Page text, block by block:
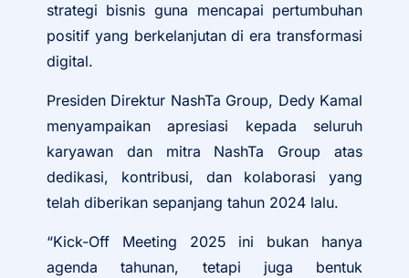
strategi bisnis guna mencapai pertumbuhan
positif yang berkelanjutan di era transformasi
digital.
Presiden Direktur NashTa Group, Dedy Kamal
menyampaikan apresiasi kepada seluruh
karyawan dan mitra NashTa Group atas
dedikasi, kontribusi, dan kolaborasi yang
telah diberikan sepanjang tahun 2024 lalu.
“Kick-Off Meeting 2025 ini bukan hanya
agenda tahunan, tetapi juga bentuk